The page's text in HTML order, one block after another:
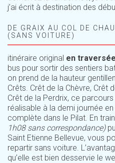
j’ai écrit à destination des
DE GRAIX AU COL DE
(SANS VOITURE)
itinéraire original en traversée
bus pour sortir des sentiers
on prend de la hauteur
Crêts. Crêt de la Chèvre, Crêt
Crêt de la Perdrix, ce parcours
réalisable à la demi journée
complète dans le Pilat. En
1h08 sans correspondance)
Saint Etienne Bellevue, vous
repartir sans voiture.
qu’elle est bien desservie le